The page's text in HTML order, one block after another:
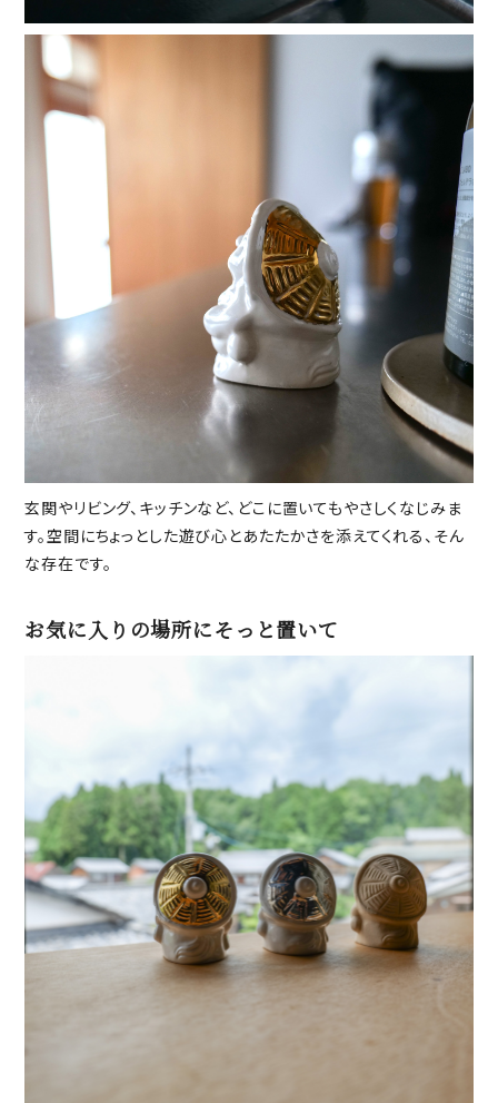
玄関やリビング、キッチンなど、どこに置いてもやさしくなじみま
す。空間にちょっとした遊び心とあたたかさを添えてくれる、そん
な存在です。
お気に入りの場所にそっと置いて